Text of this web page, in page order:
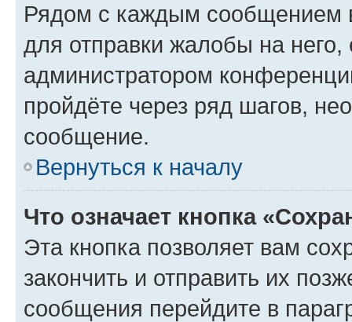
Рядом с каждым сообщением
для отправки жалобы на
администратором
пройдёте через ряд шагов,
сообщение.
Вернуться к началу
Что означает кнопка
Эта кнопка позволяет вам
закончить и отправить их
сообщения перейдите в